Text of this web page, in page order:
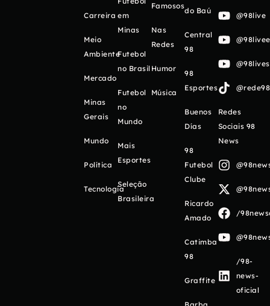
Carreira
Meio
Ambiente
Mercado
Minas
Gerais
Mundo
Política
Tecnologia
em
Minas
Futebol
no Brasil
Futebol
no
Mundo
Mais
Esportes
Seleção
Brasileira
Famosos
Nas
Redes
Humor
Música
do Baú
Central
98
98
Esportes
Buenos
Días
98
Futebol
Clube
Ricardo
Amado
Catimba
98
Graffite
@98live
Redes
Sociais 98
News
/
/98-
news-
oficial